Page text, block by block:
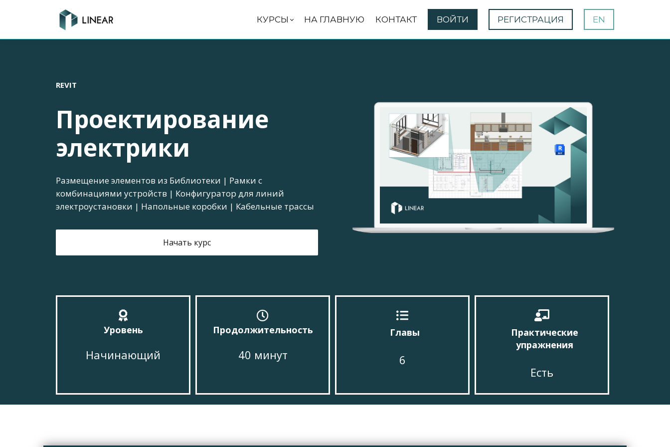
КУРСЫ НА ГЛАВНУЮ КОНТАКТ ВОЙТИ РЕГИСТРАЦИЯ EN
REVIT
Проектирование
электрики
Размещение элементов из Библиотеки | Рамки с
комбинациями устройств | Конфигуратор для линий
электроустановки | Напольные коробки | Кабельные трассы
Начать курс
Уровень
Начинающий
Продолжительность
40 минут
Главы
6
Практические
упражнения
Есть